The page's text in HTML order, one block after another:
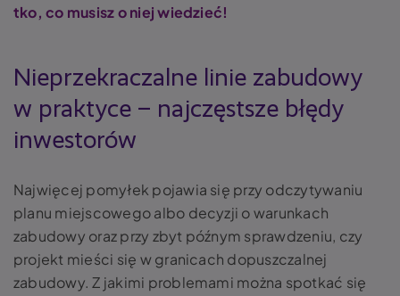
tko, co musisz o niej wiedzieć!
Nieprzekraczalne linie zabudowy
w praktyce – najczęstsze błędy
inwestorów
Najwięcej pomyłek pojawia się przy odczytywaniu
planu miejscowego albo decyzji o warunkach
zabudowy oraz przy zbyt późnym sprawdzeniu, czy
projekt mieści się w granicach dopuszczalnej
zabudowy. Z jakimi problemami można spotkać się